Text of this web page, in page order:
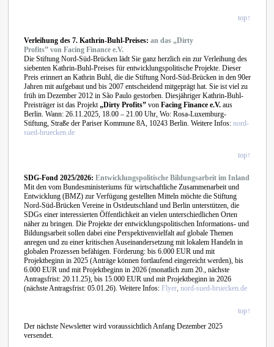
top↑
Verleihung des 7. Kathrin-Buhl-Preises: an das „Dirty
Profits”von Facing Finance e.V.
Die Stiftung Nord-Süd-Brücken lädt Sie ganz herzlich ein zur Verleihung des
siebenten Kathrin-Buhl-Preises für entwicklungspolitische Projekte. Dieser
Preis erinnert an Kathrin Buhl, die die Stiftung Nord-Süd-Brücken in den 90er
Jahren mit aufgebaut und bis 2007 entscheidend mitgeprägt hat. Sie ist viel zu
früh im Dezember 2012 in São Paulo gestorben. Diesjähriger Kathrin-Buhl-
Preisträger ist das Projekt„Dirty Profits”von Facing Finance e.V.aus
Berlin. Wann: 26.11.2025, 18.00 – 21.00 Uhr, Wo: Rosa-Luxemburg-
Stiftung, Straße der Pariser Kommune 8A, 10243 Berlin. Weitere Infos: nord-
sued-bruecken.de
top↑
SDG-Fond 2025/2026: Entwicklungspolitische Bildungsarbeit im Inland
Mit den vom Bundesministeriums für wirtschaftliche Zusammenarbeit und
Entwicklung (BMZ) zur Verfügung gestellten Mitteln möchte die Stiftung
Nord-Süd-Brücken Vereine in Ostdeutschland und Berlin unterstützen, die
SDGs einer interessierten Öffentlichkeit an vielen unterschiedlichen Orten
näher zu bringen. Die Projekte der entwicklungspolitischen Informations- und
Bildungsarbeit sollen dabei eine Perspektivenvielfalt auf globale Themen
anregen und zu einer kritischen Auseinandersetzung mit lokalem Handeln in
globalen Prozessen befähigen. Förderung: bis 6.000 EUR und mit
Projektbeginn in 2025 (Anträge können fortlaufend eingereicht werden), bis
6.000 EUR und mit Projektbeginn in 2026 (monatlich zum 20., nächste
Antragsfrist: 20.11.25), bis 15.000 EUR und mit Projektbeginn in 2026
(nächste Antragsfrist: 05.01.26). Weitere Infos: Flyer, nord-sued-bruecken.de
top↑
Der nächste Newsletter wird voraussichtlich Anfang Dezember 2025
versendet.